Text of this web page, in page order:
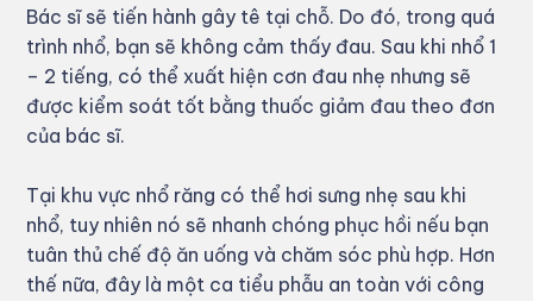
Bác sĩ sẽ tiến hành gây tê tại chỗ. Do đó, trong quá
trình nhổ, bạn sẽ không cảm thấy đau. Sau khi nhổ 1
– 2 tiếng, có thể xuất hiện cơn đau nhẹ nhưng sẽ
được kiểm soát tốt bằng thuốc giảm đau theo đơn
của bác sĩ.
Tại khu vực nhổ răng có thể hơi sưng nhẹ sau khi
nhổ, tuy nhiên nó sẽ nhanh chóng phục hồi nếu bạn
tuân thủ chế độ ăn uống và chăm sóc phù hợp. Hơn
thế nữa, đây là một ca tiểu phẫu an toàn với công